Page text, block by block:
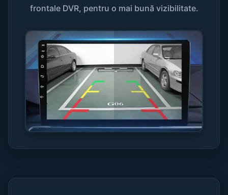
frontale DVR, pentru o mai bună vizibilitate.